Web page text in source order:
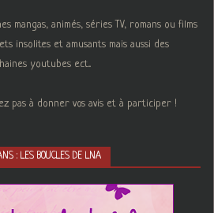
mangas, animés, séries TV, romans ou films
insolites et amusants mais aussi des
youtubes ect...
pas à donner vos avis et à participer !
: LES BOUCLES DE LNA